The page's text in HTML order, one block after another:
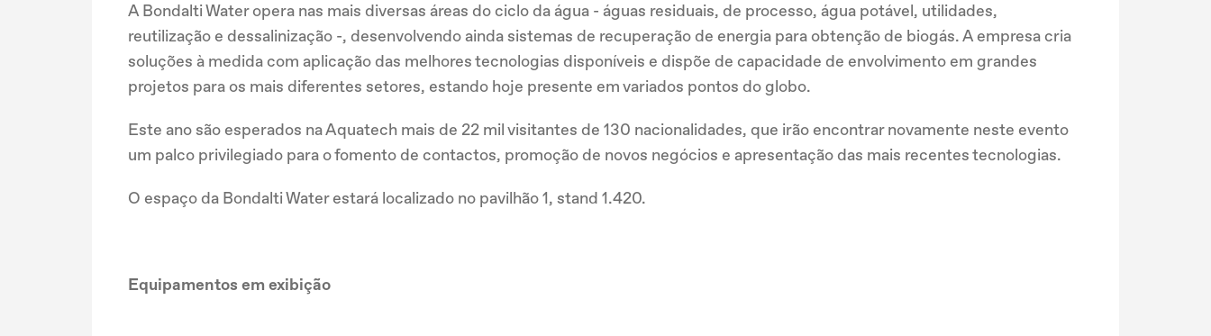
A Bondalti Water opera nas mais diversas áreas do ciclo da água - águas residuais, de processo, água potável, utilidades,
reutilização e dessalinização -, desenvolvendo ainda sistemas de recuperação de energia para obtenção de biogás. A empresa cria
soluções à medida com aplicação das melhores tecnologias disponíveis e dispõe de capacidade de envolvimento em grandes
projetos para os mais diferentes setores, estando hoje presente em variados pontos do globo.
Este ano são esperados na Aquatech mais de 22 mil visitantes de 130 nacionalidades, que irão encontrar novamente neste evento
um palco privilegiado para o fomento de contactos, promoção de novos negócios e apresentação das mais recentes tecnologias.
O espaço da Bondalti Water estará localizado no pavilhão 1, stand 1.420.
Equipamentos em exibição